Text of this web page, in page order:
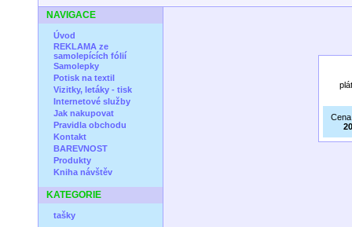
NAVIGACE
Úvod
REKLAMA ze
samolepících fólií
Samolepky
Potisk na textil
Vizitky, letáky - tisk
Internetové služby
Jak nakupovat
Pravidla obchodu
Kontakt
BAREVNOST
Produkty
Kniha návštěv
KATEGORIE
tašky